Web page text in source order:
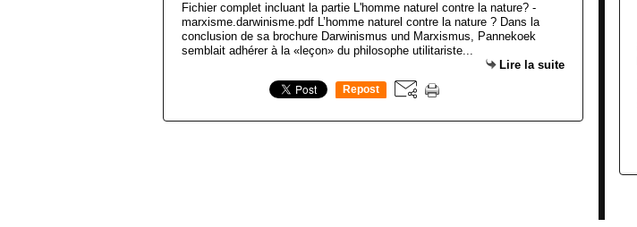
Fichier complet incluant la partie L'homme naturel contre la nature? -
marxisme.darwinisme.pdf L’homme naturel contre la nature ? Dans la
conclusion de sa brochure Darwinismus und Marxismus, Pannekoek
semblait adhérer à la «leçon» du philosophe utilitariste...
Lire la suite
Repost